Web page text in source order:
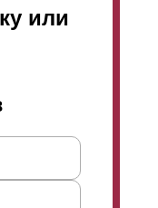
нахлест-
стороны
наоборот-
или